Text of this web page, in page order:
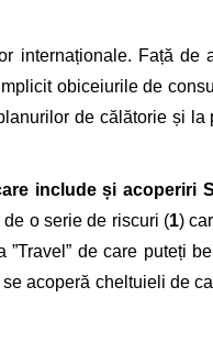
internaționale. Față de
obiceiurile de
de călătorie și
include și
o serie de riscuri (1)
de care puteți
acoperă cheltuieli de